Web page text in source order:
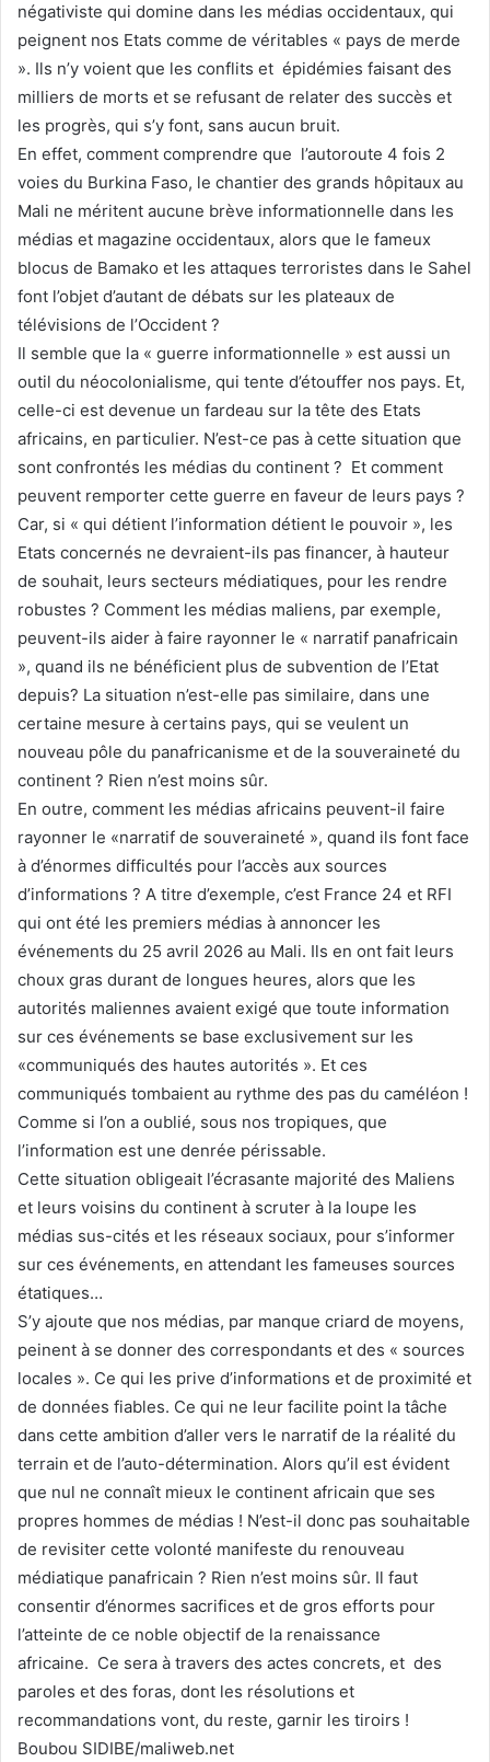
négativiste qui domine dans les médias occidentaux, qui
peignent nos Etats comme de véritables « pays de merde
». Ils n’y voient que les conflits et épidémies faisant des
milliers de morts et se refusant de relater des succès et
les progrès, qui s’y font, sans aucun bruit.
En effet, comment comprendre que l’autoroute 4 fois 2
voies du Burkina Faso, le chantier des grands hôpitaux au
Mali ne méritent aucune brève informationnelle dans les
médias et magazine occidentaux, alors que le fameux
blocus de Bamako et les attaques terroristes dans le Sahel
font l’objet d’autant de débats sur les plateaux de
télévisions de l’Occident ?
Il semble que la « guerre informationnelle » est aussi un
outil du néocolonialisme, qui tente d’étouffer nos pays. Et,
celle-ci est devenue un fardeau sur la tête des Etats
africains, en particulier. N’est-ce pas à cette situation que
sont confrontés les médias du continent ? Et comment
peuvent remporter cette guerre en faveur de leurs pays ?
Car, si « qui détient l’information détient le pouvoir », les
Etats concernés ne devraient-ils pas financer, à hauteur
de souhait, leurs secteurs médiatiques, pour les rendre
robustes ? Comment les médias maliens, par exemple,
peuvent-ils aider à faire rayonner le « narratif panafricain
», quand ils ne bénéficient plus de subvention de l’Etat
depuis? La situation n’est-elle pas similaire, dans une
certaine mesure à certains pays, qui se veulent un
nouveau pôle du panafricanisme et de la souveraineté du
continent ? Rien n’est moins sûr.
En outre, comment les médias africains peuvent-il faire
rayonner le «narratif de souveraineté », quand ils font face
à d’énormes difficultés pour l’accès aux sources
d’informations ? A titre d’exemple, c’est France 24 et RFI
qui ont été les premiers médias à annoncer les
événements du 25 avril 2026 au Mali. Ils en ont fait leurs
choux gras durant de longues heures, alors que les
autorités maliennes avaient exigé que toute information
sur ces événements se base exclusivement sur les
«communiqués des hautes autorités ». Et ces
communiqués tombaient au rythme des pas du caméléon !
Comme si l’on a oublié, sous nos tropiques, que
l’information est une denrée périssable.
Cette situation obligeait l’écrasante majorité des Maliens
et leurs voisins du continent à scruter à la loupe les
médias sus-cités et les réseaux sociaux, pour s’informer
sur ces événements, en attendant les fameuses sources
étatiques…
S’y ajoute que nos médias, par manque criard de moyens,
peinent à se donner des correspondants et des « sources
locales ». Ce qui les prive d’informations et de proximité et
de données fiables. Ce qui ne leur facilite point la tâche
dans cette ambition d’aller vers le narratif de la réalité du
terrain et de l’auto-détermination. Alors qu’il est évident
que nul ne connaît mieux le continent africain que ses
propres hommes de médias ! N’est-il donc pas souhaitable
de revisiter cette volonté manifeste du renouveau
médiatique panafricain ? Rien n’est moins sûr. Il faut
consentir d’énormes sacrifices et de gros efforts pour
l’atteinte de ce noble objectif de la renaissance
africaine. Ce sera à travers des actes concrets, et des
paroles et des foras, dont les résolutions et
recommandations vont, du reste, garnir les tiroirs !
Boubou SIDIBE/maliweb.net